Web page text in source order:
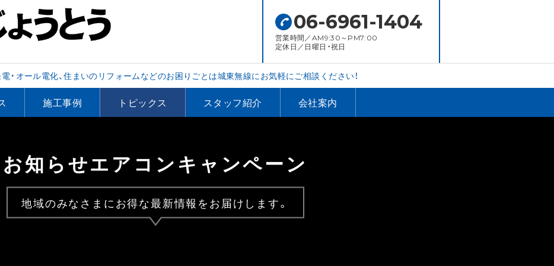
06-6961-1404
営業時間／AM9:30～PM7:00
定休日／日曜日・祝日
・オール電化、住まいのリフォームなどのお困りごとは城東無線にお気軽にご相談ください！
施工事例 トピックス スタッフ紹介 会社案内
お知らせエアコンキャンペーン
地域のみなさまにお得な最新情報をお届けします。